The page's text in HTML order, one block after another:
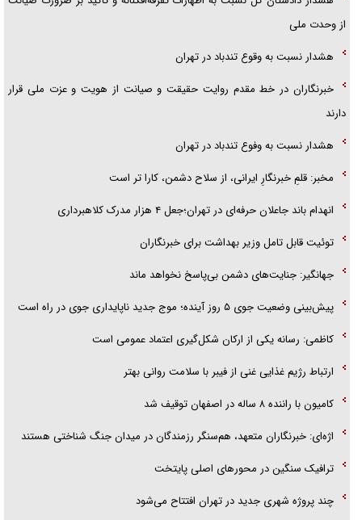
از وحدت ملی
هشدار نسبت به وقوع تندباد در تهران
خبرنگاران در خط مقدم روایت حقیقت و صیانت از هویت و عزت ملی قرار
دارند
هشدار نسبت به وفوع تندباد در تهران
مخبر: قلمِ خبرنگارِ ایرانی، از سلاح دشمن، کارا تر است
انهدام باند جاعلان حرفه‌ای در تهران؛جعل ۴ هزار مدرک کلاهبرداری
توئیت قابل تامل وزیر بهداشت برای خبرنگاران
جهانگیر: جنایت‌های دشمن بی‌پاسخ نخواهد ماند
پیش‌بینی وضعیت جوی ۵ روز آینده؛ موج جدید ناپایداری جوی در راه است
کاظمی: رسانه یکی از ارکان شکل‌گیری اعتماد عمومی است
ارتباط رژیم غذایی غنی از فیبر با سلامت روانی بهتر
کامیون با راننده ۸ ساله در اصفهان توقیف شد
اژه‌ای: خبرنگاران متعهد، هم‌سنگر رزمندگان در میدان جنگ شناختی هستند
ترافیک سنگین در محورهای اصلی پایتخت
چند پروژه شهری جدید در تهران افتتاح می‌شود